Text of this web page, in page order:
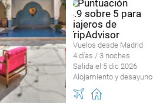
Vuelos desde Madrid
4 días / 3 noches
Salida el 5 dic 2026
Alojamiento y desayuno